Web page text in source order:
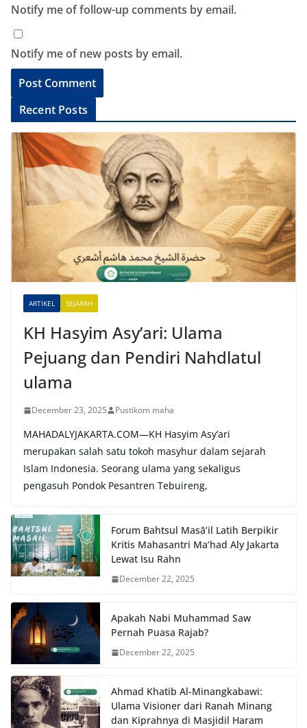
Notify me of follow-up comments by email.
Notify me of new posts by email.
l
a
t
i
v
Recent Posts
ARTIKEL SEJARAH
KH Hasyim Asy’ari: Ulama
Pejuang dan Pendiri Nahdlatul
ulama
December 23, 2025 Pustikom maha
MAHADALYJAKARTA.COM—KH Hasyim Asy’ari
merupakan salah satu tokoh masyhur dalam sejarah
Islam Indonesia. Seorang ulama yang sekaligus
pengasuh Pondok Pesantren Tebuireng,
Forum Bahtsul Masā’il Latih Berpikir
Kritis Mahasantri Ma’had Aly Jakarta
Lewat Isu Rahn
December 22, 2025
Apakah Nabi Muhammad Saw
Pernah Puasa Rajab?
December 22, 2025
Ahmad Khatib Al-Minangkabawi:
Ulama Visioner dari Ranah Minang
dan Kiprahnya di Masjidil Haram